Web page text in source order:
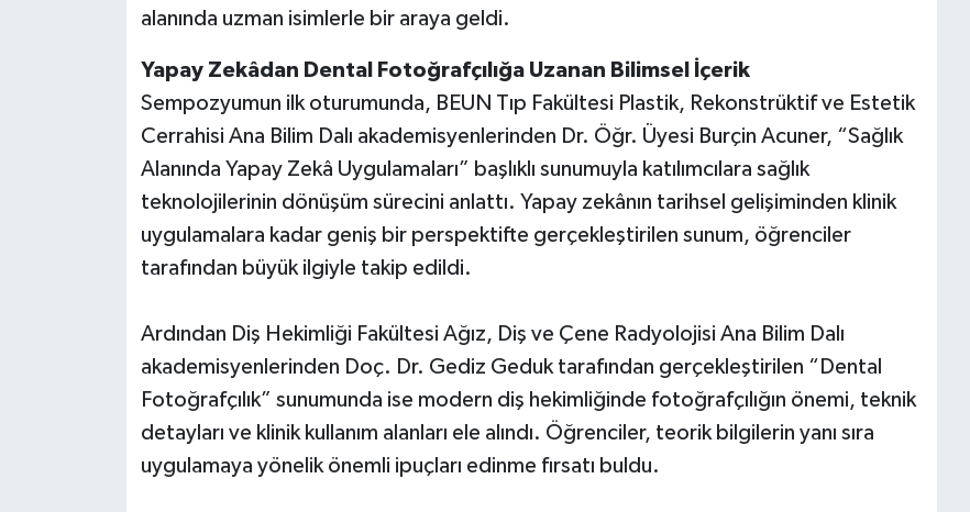
alanında uzman isimlerle bir araya geldi.
Yapay Zekâdan Dental Fotoğrafçılığa Uzanan Bilimsel İçerik
Sempozyumun ilk oturumunda, BEUN Tıp Fakültesi Plastik, Rekonstrüktif ve Estetik
Cerrahisi Ana Bilim Dalı akademisyenlerinden Dr. Öğr. Üyesi Burçin Acuner, “Sağlık
Alanında Yapay Zekâ Uygulamaları” başlıklı sunumuyla katılımcılara sağlık
teknolojilerinin dönüşüm sürecini anlattı. Yapay zekânın tarihsel gelişiminden klinik
uygulamalara kadar geniş bir perspektifte gerçekleştirilen sunum, öğrenciler
tarafından büyük ilgiyle takip edildi.
Ardından Diş Hekimliği Fakültesi Ağız, Diş ve Çene Radyolojisi Ana Bilim Dalı
akademisyenlerinden Doç. Dr. Gediz Geduk tarafından gerçekleştirilen “Dental
Fotoğrafçılık” sunumunda ise modern diş hekimliğinde fotoğrafçılığın önemi, teknik
detayları ve klinik kullanım alanları ele alındı. Öğrenciler, teorik bilgilerin yanı sıra
uygulamaya yönelik önemli ipuçları edinme fırsatı buldu.